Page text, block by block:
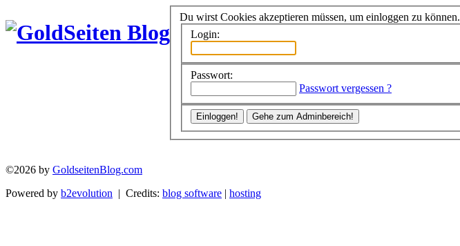
Du wirst Cookies akzeptieren müssen, um einloggen zu können.
Login:
Passwort:
Passwort vergessen ?
©2026 by GoldseitenBlog.com
Powered by b2evolution | Credits: blog software | hosting